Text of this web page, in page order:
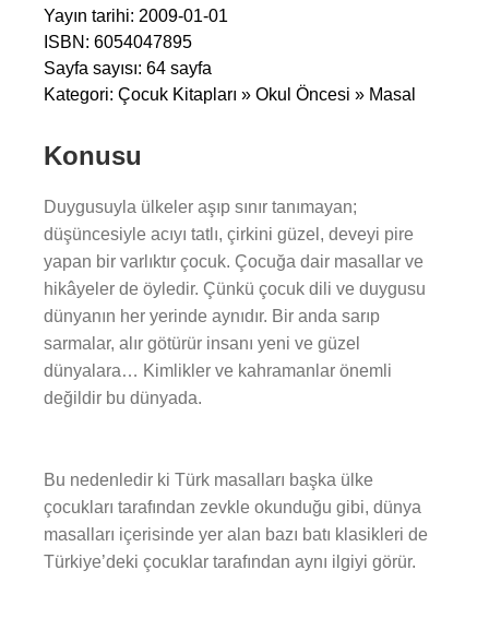
Yayın tarihi: 2009-01-01
ISBN: 6054047895
Sayfa sayısı: 64 sayfa
Kategori: Çocuk Kitapları » Okul Öncesi » Masal
Konusu
Duygusuyla ülkeler aşıp sınır tanımayan;
düşüncesiyle acıyı tatlı, çirkini güzel, deveyi pire
yapan bir varlıktır çocuk. Çocuğa dair masallar ve
hikâyeler de öyledir. Çünkü çocuk dili ve duygusu
dünyanın her yerinde aynıdır. Bir anda sarıp
sarmalar, alır götürür insanı yeni ve güzel
dünyalara… Kimlikler ve kahramanlar önemli
değildir bu dünyada.
Bu nedenledir ki Türk masalları başka ülke
çocukları tarafından zevkle okunduğu gibi, dünya
masalları içerisinde yer alan bazı batı klasikleri de
Türkiye’deki çocuklar tarafından aynı ilgiyi görür.